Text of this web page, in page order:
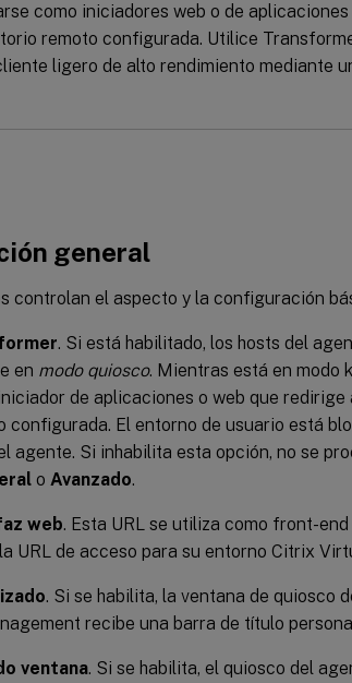
como iniciadores web o de
remoto configurada. Utilice
ligero de alto rendimiento mediante
general
controlan el aspecto y la configuración
. Si está habilitado, los hosts del
en modo quiosco. Mientras está en modo
de aplicaciones o web que
configurada. El entorno de usuario está
agente. Si inhabilita esta opción, no se
o Avanzado.
web. Esta URL se utiliza como front-
URL de acceso para su entorno Citrix
. Si se habilita, la ventana de quiosco
recibe una barra de título
ventana. Si se habilita, el quiosco del